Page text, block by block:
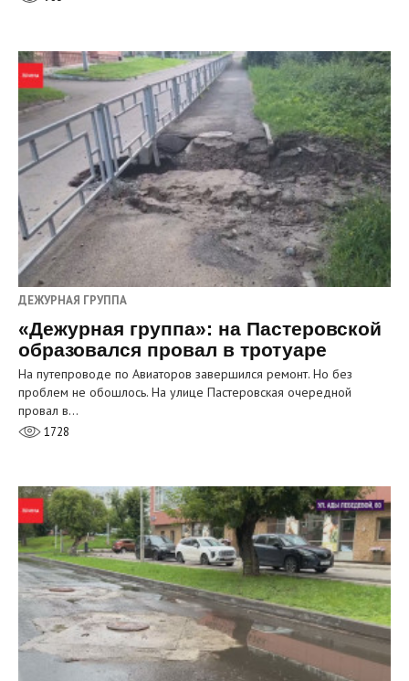
ДЕЖУРНАЯ ГРУППА
«Дежурная группа»: на Пастеровской
образовался провал в тротуаре
На путепроводе по Авиаторов завершился ремонт. Но без
проблем не обошлось. На улице Пастеровская очередной
провал в…
1728